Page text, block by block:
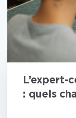
L’expert-
: quels